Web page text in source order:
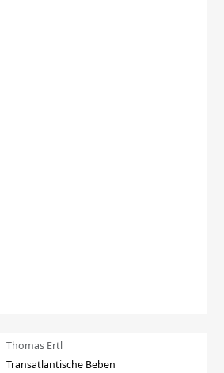
Thomas Ertl
Transatlantische Beben